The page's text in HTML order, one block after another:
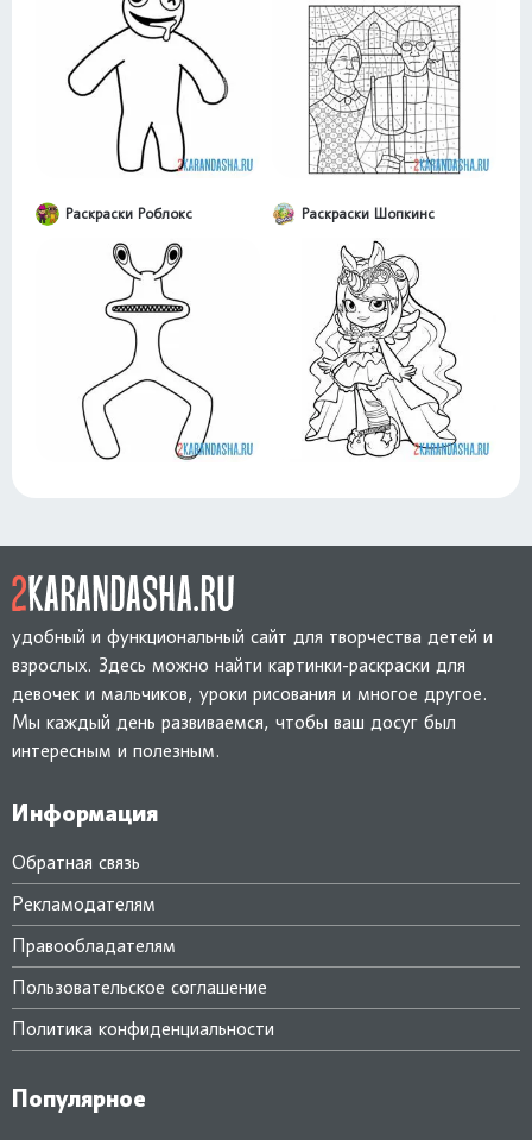
Раскраски Роблокс Раскраски Шопкинс
удобный и функциональный сайт для творчества детей и
взрослых. Здесь можно найти картинки-раскраски для
девочек и мальчиков, уроки рисования и многое другое.
Мы каждый день развиваемся, чтобы ваш досуг был
интересным и полезным.
Информация
Обратная связь
Рекламодателям
Правообладателям
Пользовательское соглашение
Политика конфиденциальности
Популярное